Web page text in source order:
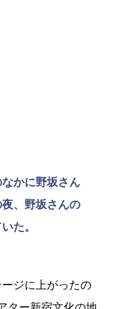
かに野坂さん
、野坂さんの
た。
ジに上がったの